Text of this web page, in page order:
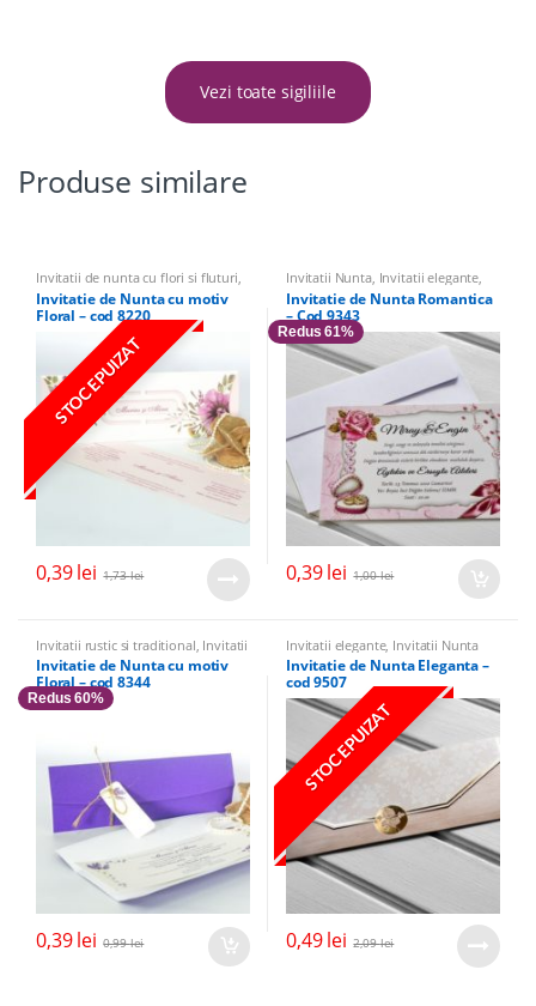
Vezi toate sigiliile
Produse similare
Invitatii de nunta cu flori si fluturi
Invitatii Nunta,Invitatii elegante
Invitatie de Nunta cu motiv
Floral – cod 8220
STOC EPUIZAT
0,39lei 1,73lei
Invitatii Nunta, Invitatii elegante
Invitatii vintage
Invitatie de Nunta Romantica
– Cod 9343
Redus 61%
0,39lei 1,00lei
Invitatii rustic si traditional Invitatii
de nunta cu flori si fluturi Invitatii
Nunta,Invitatii elegante
Invitatie de Nunta cu motiv
Floral – cod 8344
Redus 60%
0,39lei 0,99lei
Invitatii elegante, Invitatii Nunta
Invitatie de Nunta Eleganta –
cod 9507
STOC EPUIZAT
0,49lei 2,09lei